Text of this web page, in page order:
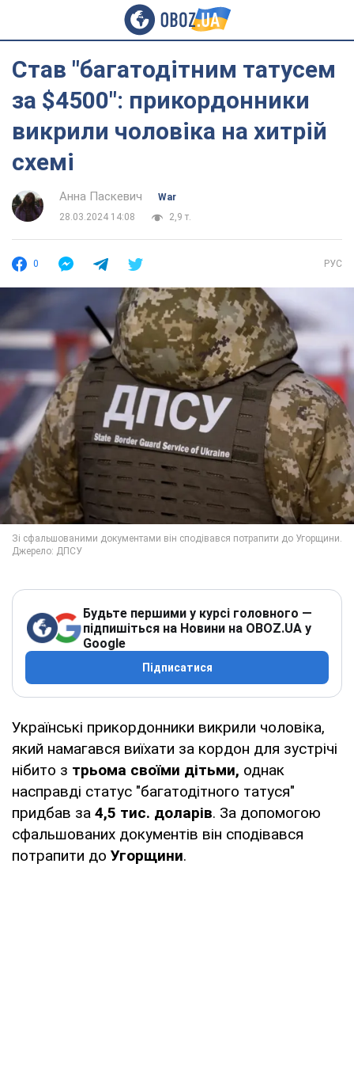
Став "багатодітним татусем
за $4500": прикордонники
викрили чоловіка на хитрій
схемі
Анна Паскевич
War
28.03.2024 14:08
2,9 т.
0 РУС
Будьте першими у курсі головного —
підпишіться на Новини на OBOZ.UA у
Google
Підписатися
Українські прикордонники викрили чоловіка,
який намагався виїхати за кордон для зустрічі
нібито з трьома своїми дітьми, однак
насправді статус "багатодітного татуся"
придбав за 4,5 тис. доларів. За допомогою
сфальшованих документів він сподівався
потрапити до Угорщини.